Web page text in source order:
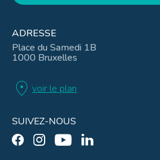
ADRESSE
Place du Samedi 1B
1000 Bruxelles
location_on voir le plan
SUIVEZ-NOUS